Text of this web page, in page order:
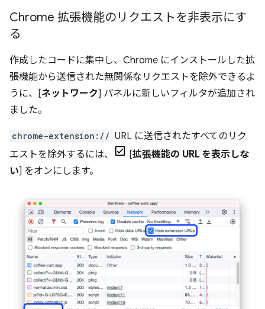
Chrome 拡張機能のリクエストを非表示にす
る
作成したコードに集中し、Chrome にインストールした拡
張機能から送信された無関係なリクエストを除外できるよ
うに、[ネットワーク] パネルに新しいフィルタが追加され
ました。
chrome-extension:// URL に送信されたすべてのリク
エストを除外するには、
[拡張機能の URL を表示しな
い] をオンにします。